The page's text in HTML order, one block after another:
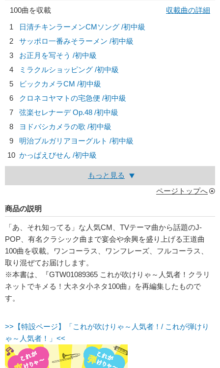
100曲を収載
収載曲の詳細
1
日清チキンラーメンCMソング /初中級
2
サッポロ一番みそラーメン /初中級
3
お正月を写そう /初中級
4
ミラクルショッピング /初中級
5
ビックカメラCM /初中級
6
クロネコヤマトの宅急便 /初中級
7
弦楽セレナーデ Op.48 /初中級
8
ヨドバシカメラの歌 /初中級
9
明治ブルガリアヨーグルト /初中級
10 かっぱえびせん /初中級
もっと見る
ページトップへ
商品の説明
「あ、それ知ってる」な人気CM、TVテーマ曲から話題のJ-
POP、有名クラシック曲まで宴会や余興を盛り上げる王道曲
100曲を収載。ワンコーラス、ワンフレーズ、フルコーラス、
取り混ぜてお届けします。
※本書は、『GTW01089365 これが吹けりゃ～人気者！クラリ
ネットでキメる！大ネタ小ネタ100曲』を再編集したもので
す。
>>【特設ページ】「これが吹けりゃ～人気者！/ これが弾けり
ゃ～人気者！」<<